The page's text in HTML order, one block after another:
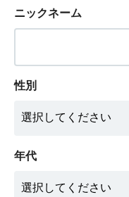
ニックネーム
性別
年代